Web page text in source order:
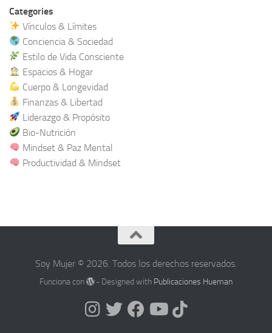
Categories
Vínculos & Límites
Conciencia & Sociedad
Estilo de Vida Consciente
Espacios & Hogar
Cuerpo & Longevidad
Finanzas & Libertad
Liderazgo & Propósito
Bio-Nutrición
Mindset & Paz Mental
Productividad & Mindset
Soy Mujer © 2026. Todos los derechos reservados.
Funciona con - Designed with Publicaciones Hueman